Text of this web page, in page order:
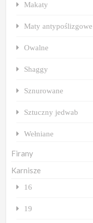
Makaty
Maty antypoślizgowe
Owalne
Shaggy
Sznurowane
Sztuczny jedwab
Wełniane
Firany
Karnisze
16
19